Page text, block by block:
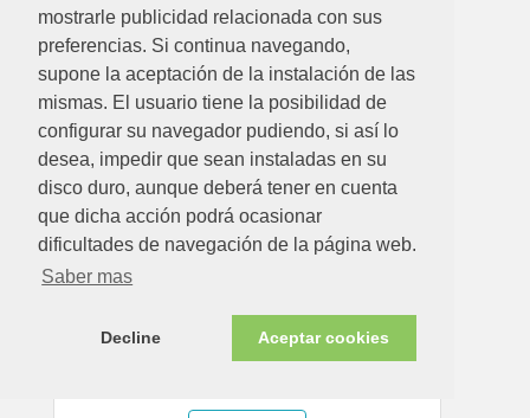
mostrarle publicidad relacionada con sus
preferencias. Si continua navegando,
supone la aceptación de la instalación de las
mismas. El usuario tiene la posibilidad de
configurar su navegador pudiendo, si así lo
desea, impedir que sean instaladas en su
disco duro, aunque deberá tener en cuenta
que dicha acción podrá ocasionar
dificultades de navegación de la página web.
Saber mas
Decline Aceptar cookies
Disponible en tienda ahora
28.70€